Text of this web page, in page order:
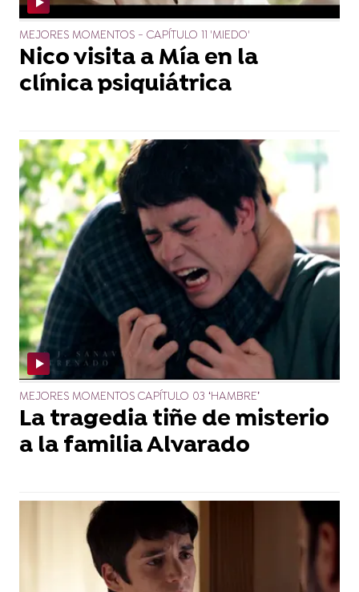
MEJORES MOMENTOS - CAPÍTULO 11 'MIEDO'
Nico visita a Mía en la
clínica psiquiátrica
MEJORES MOMENTOS CAPÍTULO 03 ‘HAMBRE’
La tragedia tiñe de misterio
a la familia Alvarado